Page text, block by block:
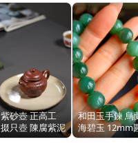
紫砂壺 正高工
掇只壺 陳腐紫泥
容量190ml 帶證
和田玉手鍊 烏
海碧玉 12mm
珠 45.9g 蘋果